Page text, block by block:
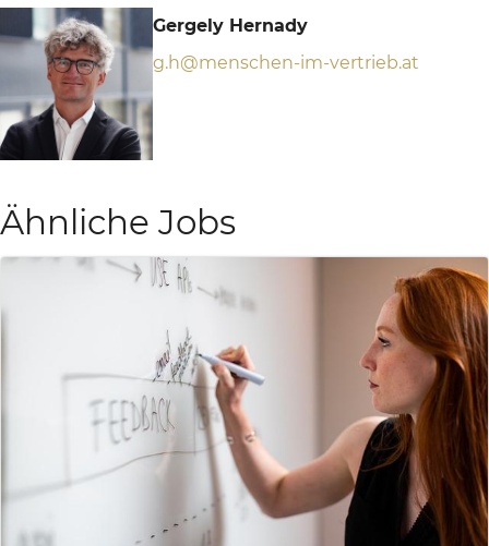
Gergely Hernady
g.h@menschen-im-vertrieb.at
Ähnliche Jobs